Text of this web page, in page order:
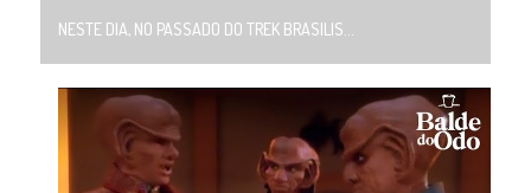
NESTE DIA, NO PASSADO DO TREK BRASILIS...